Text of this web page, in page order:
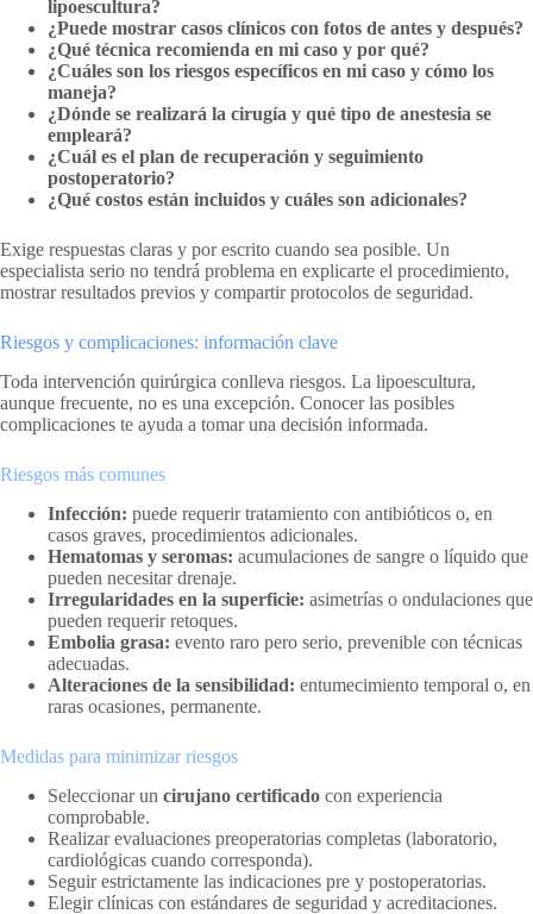
lipoescultura?
¿Puede mostrar casos clínicos con fotos de antes y después?
¿Qué técnica recomienda en mi caso y por qué?
¿Cuáles son los riesgos específicos en mi caso y cómo los
maneja?
¿Dónde se realizará la cirugía y qué tipo de anestesia se
empleará?
¿Cuál es el plan de recuperación y seguimiento
postoperatorio?
¿Qué costos están incluidos y cuáles son adicionales?
Exige respuestas claras y por escrito cuando sea posible. Un
especialista serio no tendrá problema en explicarte el procedimiento,
mostrar resultados previos y compartir protocolos de seguridad.
Riesgos y complicaciones: información clave
Toda intervención quirúrgica conlleva riesgos. La lipoescultura,
aunque frecuente, no es una excepción. Conocer las posibles
complicaciones te ayuda a tomar una decisión informada.
Riesgos más comunes
Infección: puede requerir tratamiento con antibióticos o, en
casos graves, procedimientos adicionales.
Hematomas y seromas: acumulaciones de sangre o líquido que
pueden necesitar drenaje.
Irregularidades en la superficie: asimetrías o ondulaciones que
pueden requerir retoques.
Embolia grasa: evento raro pero serio, prevenible con técnicas
adecuadas.
Alteraciones de la sensibilidad: entumecimiento temporal o, en
raras ocasiones, permanente.
Medidas para minimizar riesgos
Seleccionar un cirujano certificado con experiencia
comprobable.
Realizar evaluaciones preoperatorias completas (laboratorio,
cardiológicas cuando corresponda).
Seguir estrictamente las indicaciones pre y postoperatorias.
Elegir clínicas con estándares de seguridad y acreditaciones.